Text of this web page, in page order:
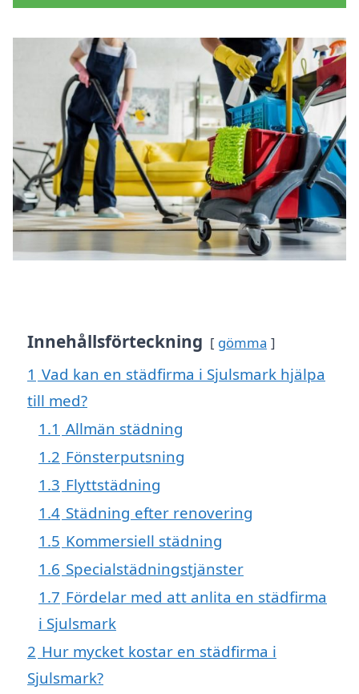
Innehållsförteckning gömma
1 Vad kan en städfirma i Sjulsmark hjälpa
till med?
1.1 Allmän städning
1.2 Fönsterputsning
1.3 Flyttstädning
1.4 Städning efter renovering
1.5 Kommersiell städning
1.6 Specialstädningstjänster
1.7 Fördelar med att anlita en städfirma
i Sjulsmark
2 Hur mycket kostar en städfirma i
Sjulsmark?